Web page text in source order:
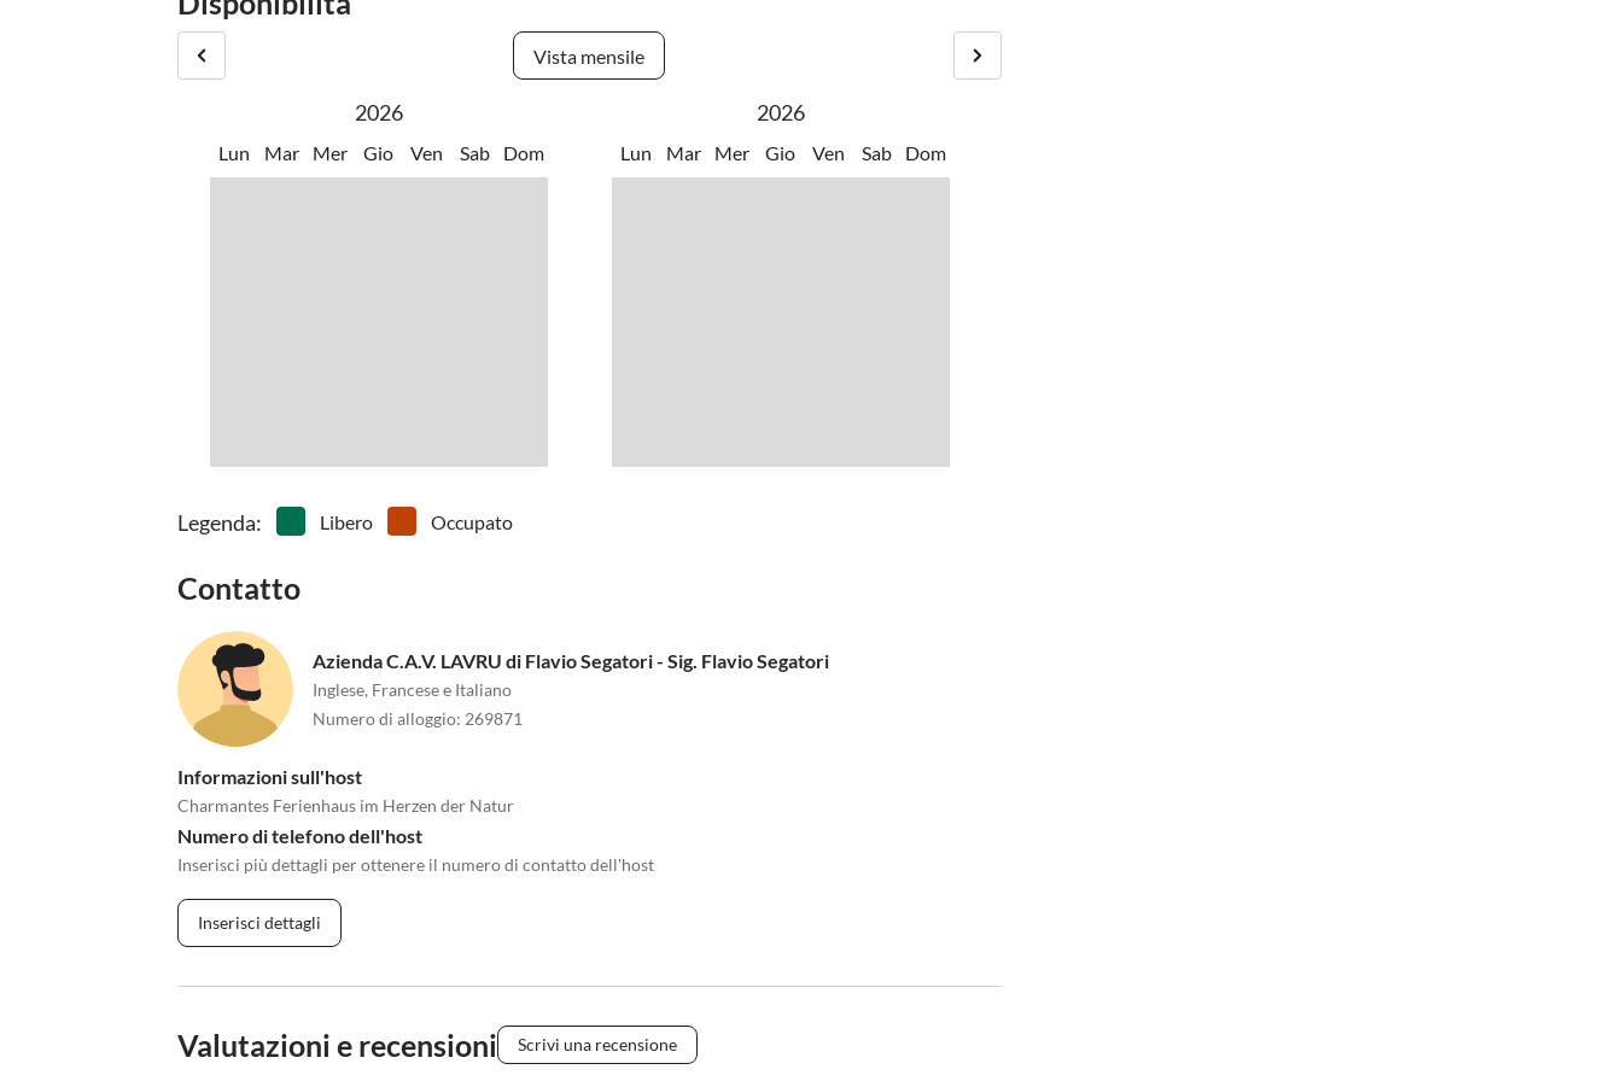
• Snorkeling
Tuffo Vai in pedalò
Vista mensile
2026
Lun Mar Mer Gio Ven Sab Dom
2026
Lun Mar Mer Gio Ven Sab Dom
Legenda: Libero Occupato
Contatto
Azienda C.A.V. LAVRU di Flavio Segatori - Sig. Flavio Segatori
Inglese, Francese e Italiano
Numero di alloggio: 269871
Informazioni sull'host
Charmantes Ferienhaus im Herzen der Natur
Numero di telefono dell'host
Inserisci più dettagli per ottenere il numero di contatto dell'host
Inserisci dettagli
Valutazioni e recensioni Scrivi una recensione